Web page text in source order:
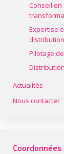
Conseil en
Expertise
distribution
Pilotage
Actualités
Nous contacter
Coordonnées